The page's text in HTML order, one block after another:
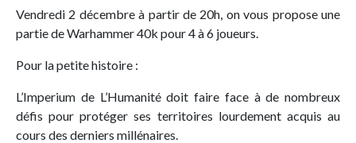
Vendredi 2 décembre à partir de 20h, on vous propose une
partie de Warhammer 40k pour 4 à 6 joueurs.
Pour la petite histoire :
L’Imperium de L’Humanité doit faire face à de nombreux
défis pour protéger ses territoires lourdement acquis au
cours des derniers millénaires.